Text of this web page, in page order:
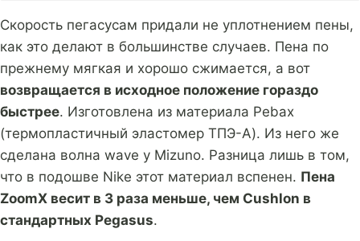
Скорость пегасусам придали не уплотнением пены,
как это делают в большинстве случаев. Пена по
прежнему мягкая и хорошо сжимается, а вот
возвращается в исходное положение гораздо
быстрее. Изготовлена из материала Pebax
(термопластичный эластомер ТПЭ-А). Из него же
сделана волна wave у Mizuno. Разница лишь в том,
что в подошве Nike этот материал вспенен. Пена
ZoomX весит в 3 раза меньше, чем Cushlon в
стандартных Pegasus.